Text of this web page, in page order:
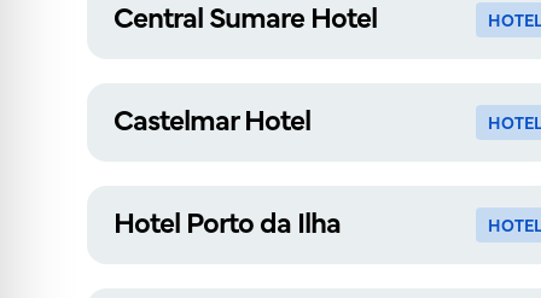
Central Sumare Hotel
Castelmar Hotel
Hotel Porto da Ilha